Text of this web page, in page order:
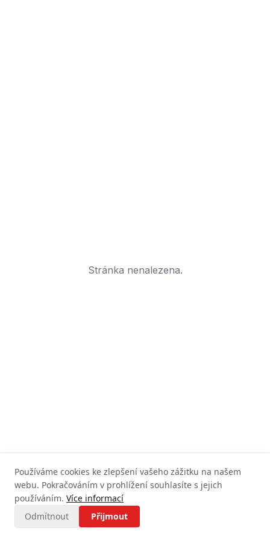
Stránka nenalezena.
Používáme cookies ke zlepšení vašeho zážitku na našem
webu. Pokračováním v prohlížení souhlasíte s jejich
používáním. Více informací
Odmítnout
Přijmout